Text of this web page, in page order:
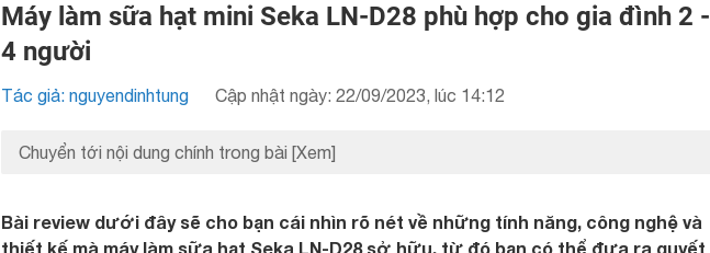
Máy làm sữa hạt mini Seka LN-D28 phù hợp cho gia đình 2 -
4 người
Tác giả: nguyendinhtung Cập nhật ngày: 22/09/2023, lúc 14:12
Chuyển tới nội dung chính trong bài [Xem]
Bài review dưới đây sẽ cho bạn cái nhìn rõ nét về những tính năng, công nghệ và
thiết kế mà máy làm sữa hạt Seka LN-D28 sở hữu, từ đó bạn có thể đưa ra quyết